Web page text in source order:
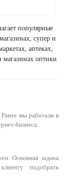
популярные
супер и
аптеках,
магазинах оптики
мы работали в
бизнеса.
Основная задача
подобрать